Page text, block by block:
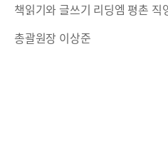
책읽기와 글쓰기 리딩엠 평촌 직
총괄원장 이상준